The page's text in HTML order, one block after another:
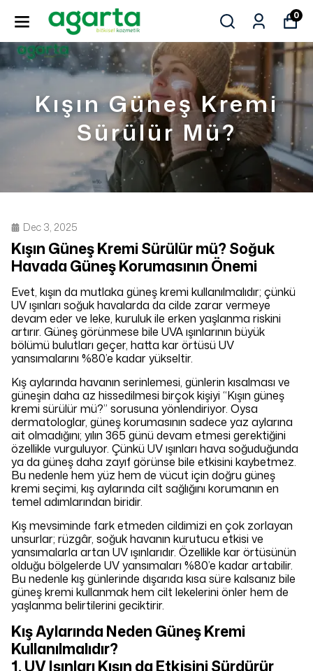
0
Kışın Güneş Kremi
Sürülür Mü?
Dec 3, 2025
Kışın Güneş Kremi Sürülür mü? Soğuk
Havada Güneş Korumasının Önemi
Evet, kışın da mutlaka güneş kremi kullanılmalıdır; çünkü
UV ışınları soğuk havalarda da cilde zarar vermeye
devam eder ve leke, kuruluk ile erken yaşlanma riskini
artırır. Güneş görünmese bile UVA ışınlarının büyük
bölümü bulutları geçer, hatta kar örtüsü UV
yansımalarını %80’e kadar yükseltir.
Kış aylarında havanın serinlemesi, günlerin kısalması ve
güneşin daha az hissedilmesi birçok kişiyi “Kışın güneş
kremi sürülür mü?” sorusuna yönlendiriyor. Oysa
dermatologlar, güneş korumasının sadece yaz aylarına
ait olmadığını; yılın 365 günü devam etmesi gerektiğini
özellikle vurguluyor. Çünkü UV ışınları hava soğuduğunda
ya da güneş daha zayıf görünse bile etkisini kaybetmez.
Bu nedenle hem yüz hem de vücut için doğru güneş
kremi seçimi, kış aylarında cilt sağlığını korumanın en
temel adımlarından biridir.
Kış mevsiminde fark etmeden cildimizi en çok zorlayan
unsurlar; rüzgâr, soğuk havanın kurutucu etkisi ve
yansımalarla artan UV ışınlarıdır. Özellikle kar örtüsünün
olduğu bölgelerde UV yansımaları %80’e kadar artabilir.
Bu nedenle kış günlerinde dışarıda kısa süre kalsanız bile
güneş kremi kullanmak hem cilt lekelerini önler hem de
yaşlanma belirtilerini geciktirir.
Kış Aylarında Neden Güneş Kremi
Kullanılmalıdır?
1. UV Işınları Kışın da Etkisini Sürdürür